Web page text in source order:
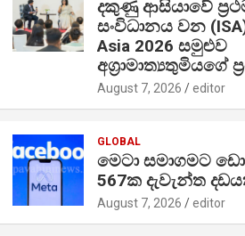
දකුණු ආසියාවේ
සංවිධානය වන
Asia 2026 සමුළුව
අග්‍රාමාත්‍යතුමියගේ
August 7, 2026 editor
GLOBAL
මෙටා සමාගමට
567ක දැවැන්ත
August 7, 2026 editor